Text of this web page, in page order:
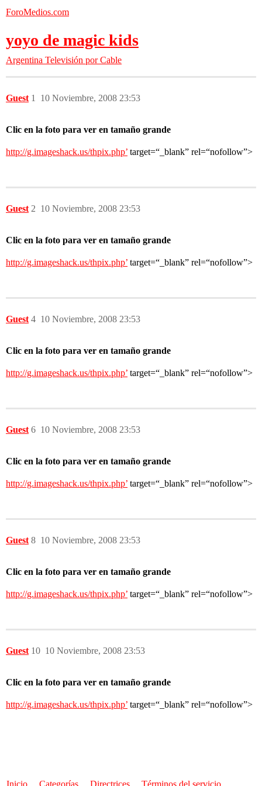
ForoMedios.com
yoyo de magic kids
Argentina Televisión por Cable
Guest 10 Noviembre, 2008 23:53
1
Clic en la foto para ver en tamaño grande
http://g.imageshack.us/thpix.php’ target=“_blank” rel=“nofollow”>
Guest 10 Noviembre, 2008 23:53
2
Clic en la foto para ver en tamaño grande
http://g.imageshack.us/thpix.php’ target=“_blank” rel=“nofollow”>
Guest 10 Noviembre, 2008 23:53
4
Clic en la foto para ver en tamaño grande
http://g.imageshack.us/thpix.php’ target=“_blank” rel=“nofollow”>
Guest 10 Noviembre, 2008 23:53
6
Clic en la foto para ver en tamaño grande
http://g.imageshack.us/thpix.php’ target=“_blank” rel=“nofollow”>
Guest 10 Noviembre, 2008 23:53
8
Clic en la foto para ver en tamaño grande
http://g.imageshack.us/thpix.php’ target=“_blank” rel=“nofollow”>
Guest 10 Noviembre, 2008 23:53
10
Clic en la foto para ver en tamaño grande
http://g.imageshack.us/thpix.php’ target=“_blank” rel=“nofollow”>
Inicio Categorías Directrices Términos del servicio